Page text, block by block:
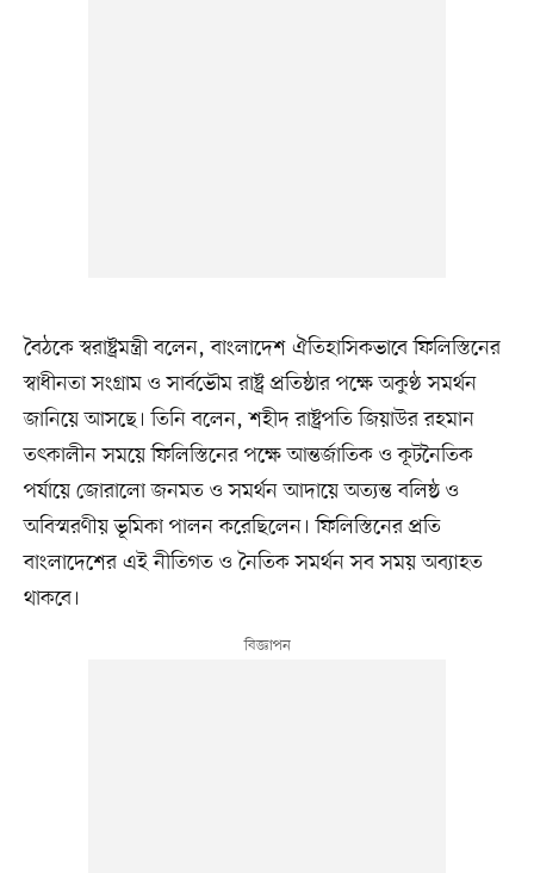
বৈঠকে স্বরাষ্ট্রমন্ত্রী বলেন, বাংলাদেশ ঐতিহাসিকভাবে ফিলিস্তিনের
স্বাধীনতা সংগ্রাম ও সার্বভৌম রাষ্ট্র প্রতিষ্ঠার পক্ষে অকুণ্ঠ সমর্থন
জানিয়ে আসছে। তিনি বলেন, শহীদ রাষ্ট্রপতি জিয়াউর রহমান
তৎকালীন সময়ে ফিলিস্তিনের পক্ষে আন্তর্জাতিক ও কূটনৈতিক
পর্যায়ে জোরালো জনমত ও সমর্থন আদায়ে অত্যন্ত বলিষ্ঠ ও
অবিস্মরণীয় ভূমিকা পালন করেছিলেন। ফিলিস্তিনের প্রতি
বাংলাদেশের এই নীতিগত ও নৈতিক সমর্থন সব সময় অব্যাহত
থাকবে।